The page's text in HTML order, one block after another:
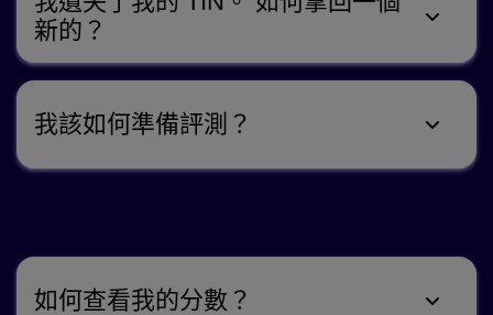
新的？
我該如何準備評測？
如何查看我的分數？